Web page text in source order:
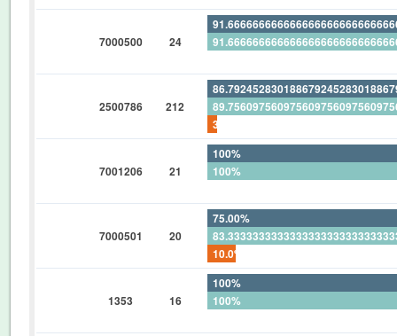
7000500 24
2500786 212
7001206 21
100%
100%
7000501 20
75.00%
10.0%
1353 16
100%
100%